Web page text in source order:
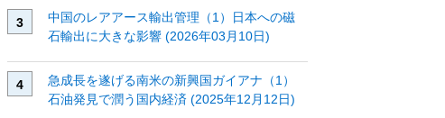
中国のレアアース輸出管理（1）日本への磁
石輸出に大きな影響 (2026年03月10日)
急成長を遂げる南米の新興国ガイアナ（1）
石油発見で潤う国内経済 (2025年12月12日)